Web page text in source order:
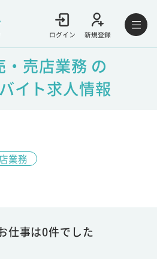
ログイン 新規登録
・売店業務 の
イト求人情報
業務
仕事は0件でした